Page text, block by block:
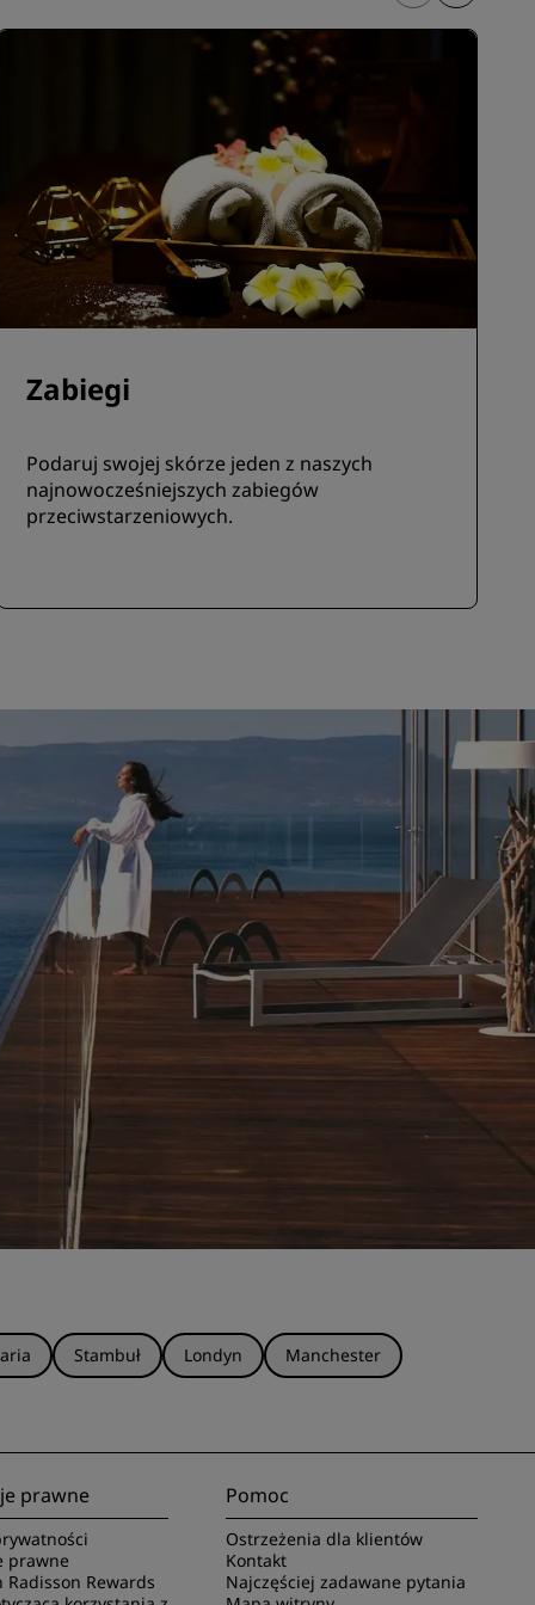
Zabiegi
Podaruj swojej skórze jeden z naszych
najnowocześniejszych zabiegów
przeciwstarzeniowych.
Stambuł Londyn
Manchester
prawne
prawne
Radisson Rewards
Pomoc
Ostrzeżenia dla klientów
Kontakt
Najczęściej zadawane pytania